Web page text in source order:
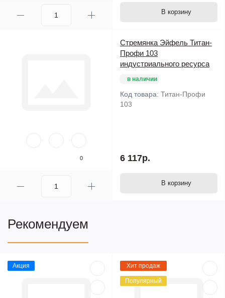
В корзину
0
Стремянка Эйфель Титан-
Профи 103
индустриального ресурса
в наличии
Код товара: Титан-Профи
103
6 117р.
В корзину
Рекомендуем
Акция Хит продаж
Популярный